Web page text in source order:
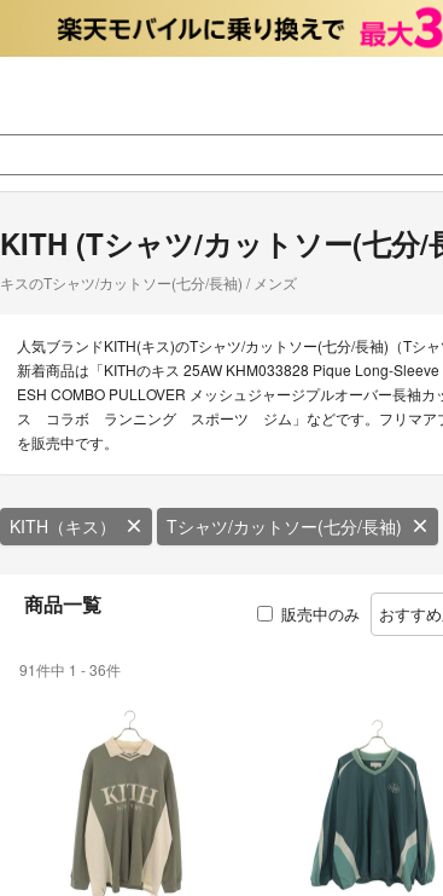
KITH (Tシャツ/カットソー(七分/
キスのTシャツ/カットソー(七分/長袖) / メンズ
人気ブランドKITH(キス)のTシャツ/カットソー(七分/長袖)（Tシ
新着商品は「KITHのキス 25AW KHM033828 Pique Long-
ESH COMBO PULLOVER メッシュジャージプルオーバー長袖
ス コラボ ランニング スポーツ ジム」などです。フリマアプ
を販売中です。
KITH（キス） Tシャツ/カットソー(七分/長袖)
商品一覧 販売中のみ おすす
91件中 1 - 36件